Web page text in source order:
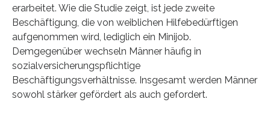
erarbeitet. Wie die Studie zeigt, ist jede zweite
Beschäftigung, die von weiblichen Hilfebedürftigen
aufgenommen wird, lediglich ein Minijob.
Demgegenüber wechseln Männer häufig in
sozialversicherungspflichtige
Beschäftigungsverhältnisse. Insgesamt werden Männer
sowohl stärker gefördert als auch gefordert.